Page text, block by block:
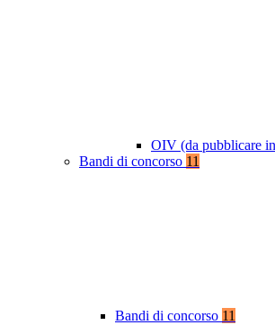
OIV (da pubblicare
Bandi di concorso 11
Bandi di concorso 11